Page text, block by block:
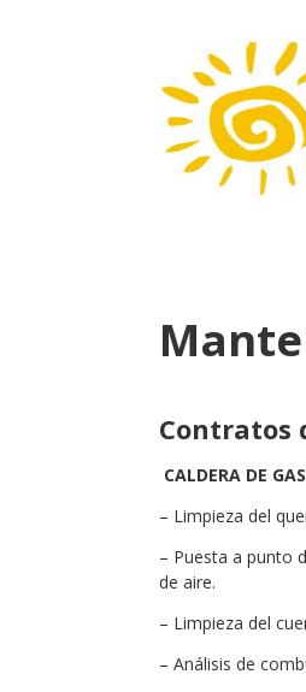
Contratos
CALDERA DE
– Limpieza del
– Puesta a punto
de aire.
– Limpieza del
– Análisis de